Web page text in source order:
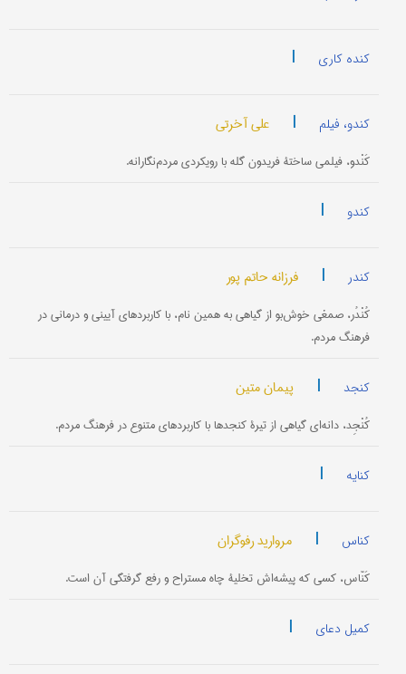
کنده کاری |
کندو، فیلم | علی آخرتی
کَنْدو، فیلمی ساختۀ فریدون گله با رویکردی مردم‌نگارانه.
کندو |
کندر | فرزانه حاتم پور
کُنْدُر، صمغی خوش‌بو از گیاهی به همین نام، با کاربردهای آیینی و درمانی در
فرهنگ مردم.
کنجد | پیمان متین
کُنْجِد، دانه‌ای گیاهی از تیرۀ کنجدها با کاربردهای متنوع در فرهنگ مردم.
کنایه |
کناس | مروارید رفوگران
کَنّاس، کسی که پیشه‌اش تخلیۀ چاه مستراح و رفع گرفتگی آن است.
کمیل دعای |